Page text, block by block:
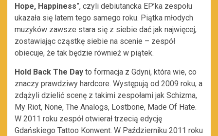
Hope, Happiness”, czyli debiutancka EP’ka zespołu
ukazała się latem tego samego roku. Piątka młodych
muzyków zawsze stara się z siebie dać jak najwięcej,
zostawiając cząstkę siebie na scenie – zespół
obiecuje, że tak będzie również w piątek.
Hold Back The Day to formacja z Gdyni, która wie, co
znaczy prawdziwy hardcore. Występują od 2009 roku, a
zdążyli dzielić scenę z takimi zespołami jak Schizma,
My Riot, None, The Analogs, Lostbone, Made Of Hate.
W 2011 roku zespół otwierał trzecią edycję
Gdańskiego Tattoo Konwent. W Październiku 2011 roku